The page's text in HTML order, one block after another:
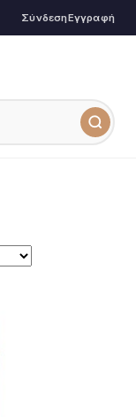
ΣύνδεσηΕγγραφή